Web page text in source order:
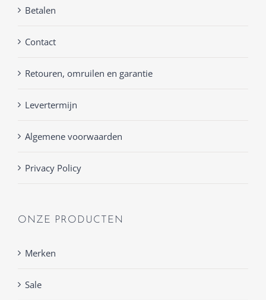
Betalen
Contact
Retouren, omruilen en garantie
Levertermijn
Algemene voorwaarden
Privacy Policy
ONZE PRODUCTEN
Merken
Sale